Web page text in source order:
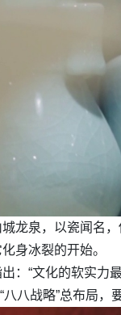
龙泉，以瓷闻名
身冰裂的开始。
：“文化的软实力
八战略”总布局，